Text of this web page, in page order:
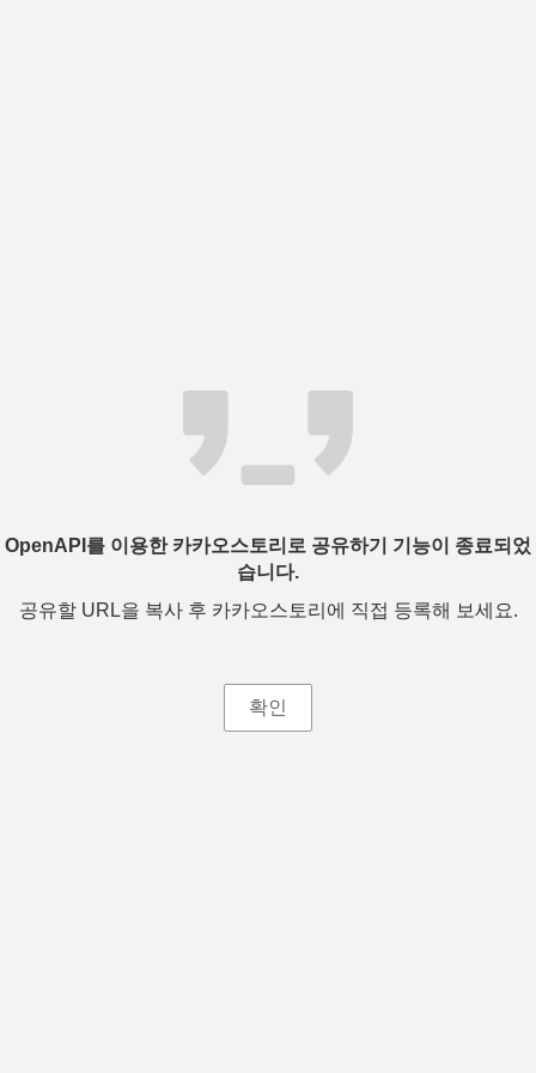
OpenAPI를 이용한 카카오스토리로 공유하기 기능이 종료되었
습니다.
공유할 URL을 복사 후 카카오스토리에 직접 등록해 보세요.
확인